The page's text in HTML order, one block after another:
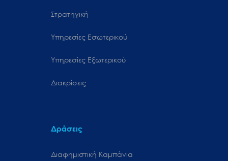
Στρατηγική
Υπηρεσίες Εσωτερικού
Υπηρεσίες Εξωτερικού
Διακρίσεις
Δράσεις
Διαφημιστική Καμπάνια